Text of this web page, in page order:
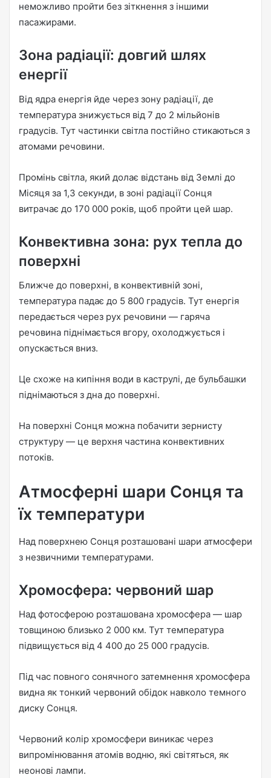
неможливо пройти без зіткнення з іншими
пасажирами.
Зона радіації: довгий шлях
енергії
Від ядра енергія йде через зону радіації, де
температура знижується від 7 до 2 мільйонів
градусів. Тут частинки світла постійно стикаються з
атомами речовини.
Промінь світла, який долає відстань від Землі до
Місяця за 1,3 секунди, в зоні радіації Сонця
витрачає до 170 000 років, щоб пройти цей шар.
Конвективна зона: рух тепла до
поверхні
Ближче до поверхні, в конвективній зоні,
температура падає до 5 800 градусів. Тут енергія
передається через рух речовини — гаряча
речовина піднімається вгору, охолоджується і
опускається вниз.
Це схоже на кипіння води в каструлі, де бульбашки
піднімаються з дна до поверхні.
На поверхні Сонця можна побачити зернисту
структуру — це верхня частина конвективних
потоків.
Атмосферні шари Сонця та
їх температури
Над поверхнею Сонця розташовані шари атмосфери
з незвичними температурами.
Хромосфера: червоний шар
Над фотосферою розташована хромосфера — шар
товщиною близько 2 000 км. Тут температура
підвищується від 4 400 до 25 000 градусів.
Під час повного сонячного затемнення хромосфера
видна як тонкий червоний обідок навколо темного
диску Сонця.
Червоний колір хромосфери виникає через
випромінювання атомів водню, які світяться, як
неонові лампи.